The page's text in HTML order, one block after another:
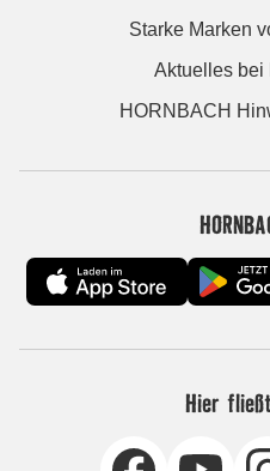
Starke Marken
Aktuelles bei
HORNBACH
Hier